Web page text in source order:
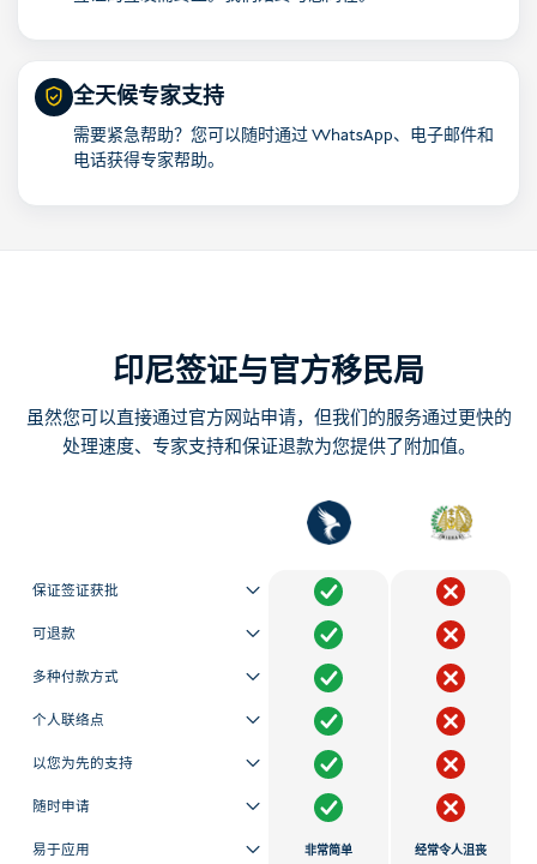
全天候专家支持
需要紧急帮助？您可以随时通过 WhatsApp、电子邮件和
电话获得专家帮助。
印尼签证与官方移民局
虽然您可以直接通过官方网站申请，但我们的服务通过更快的
处理速度、专家支持和保证退款为您提供了附加值。
保证签证获批
可退款
多种付款方式
个人联络点
以您为先的支持
随时申请
易于应用 非常简单 经常令人沮丧